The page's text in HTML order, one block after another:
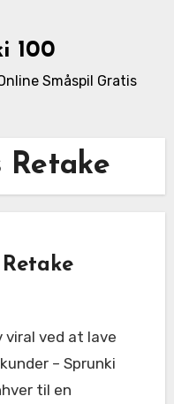
100
Småspil Gratis
Retake
– Sprunki
til en